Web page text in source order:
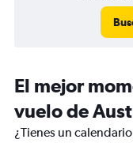
El mejor
vuelo de
¿Tienes un